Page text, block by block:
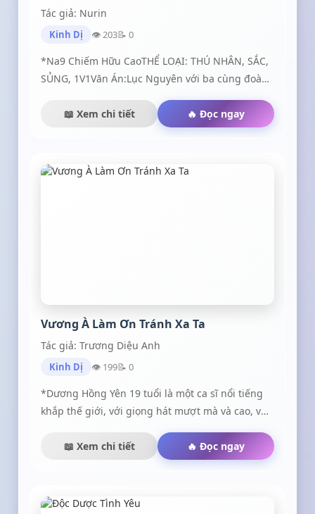
Tác giả: Nurin
Kinh Dị 👁 203📝 0
*Na9 Chiếm Hữu CaoTHỂ LOẠI: THÚ NHÂN, SẮC,
SỦNG, 1V1Văn Án:Lục Nguyên với ba cùng đoàn
đó họ tìm kiếm một giống loài mới, chỉ được
nhắc đến trong thần thoại. Nửa là người, nửa là
không chỉ có chỉ số thông minh cực cao, còn là
📖 Xem chi tiết 🔥 Đọc ngay
Vương À Làm Ơn Tránh Xa Ta
Tác giả: Trương Diệu Anh
Kinh Dị 👁 199📝 0
*Dương Hồng Yên 19 tuổi là một ca sĩ nổi tiếng
khắp thế giới, với giọng hát mượt mà và cao, vóc
mập, chiều cao 1m70 với mái tóc đen tự nhiên,
gương mặt trái xoan mũi cao hài hòa với khuôn
tròn, có màu nâu đen, mày liễu xinh đẹp . Mặt
📖 Xem chi tiết 🔥 Đọc ngay